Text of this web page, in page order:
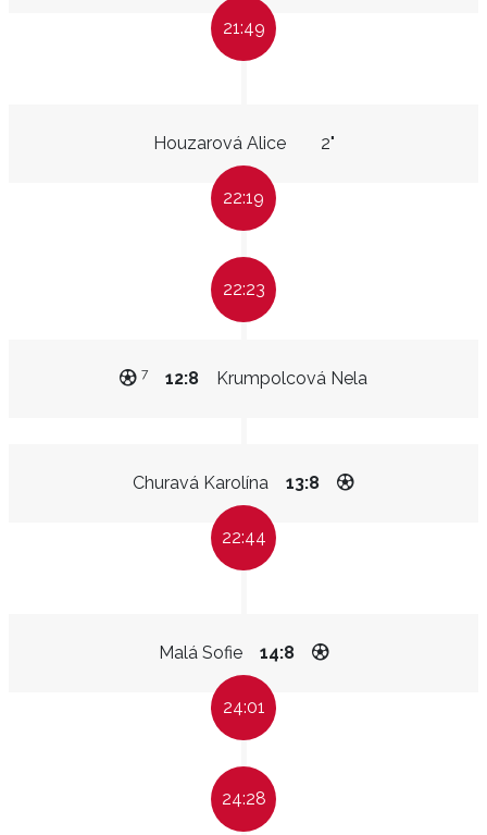
21:49
Houzarová Alice 2"
22:19
22:23
Krumpolcová Nela
12:8
7
Churavá Karolína 13:8
22:44
Malá Sofie 14:8
24:01
24:28